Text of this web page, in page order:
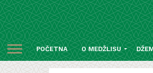
POČETNA O MEDŽLISU